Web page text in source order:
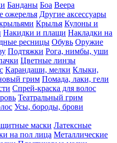
Банданы Боа Веера
ожерелья Другие аксессуары
Крылья Кулоны и
Накидки и плащи Накладки на
ресницы Обувь Оружие
Подтяжки Рога, нимбы, уши
Цветные линзы
Карандаши, мелки Клыки,
грим Помада, лаки, гели
Спрей-краска для волос
Театральный грим
Усы, бороды, брови
маски Латексные
на пол лица Металлические